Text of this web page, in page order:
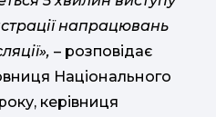
напрацювань
– розповідає
Національного
керівниця